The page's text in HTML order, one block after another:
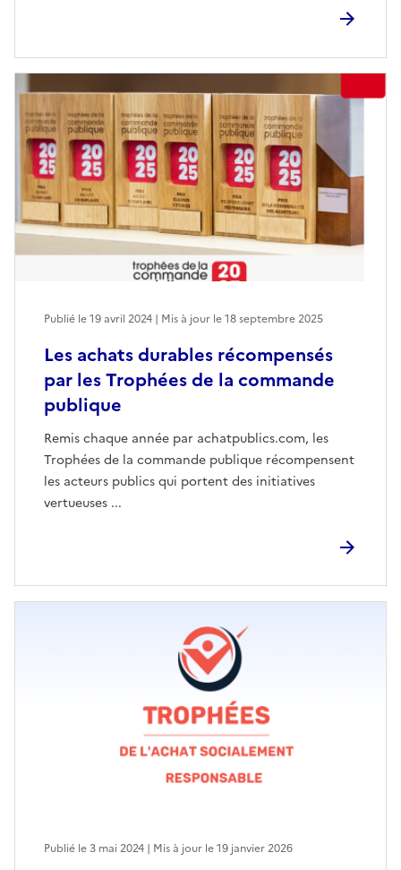
Les achats durables récompensés
par les Trophées de la commande
publique
Remis chaque année par achatpublics.com, les
Trophées de la commande publique récompensent
les acteurs publics qui portent des initiatives
vertueuses ...
Publié le 19 avril 2024 | Mis à jour le 18 septembre 2025
Publié le 3 mai 2024 | Mis à jour le 19 janvier 2026